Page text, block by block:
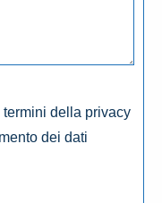
della privacy
dei dati